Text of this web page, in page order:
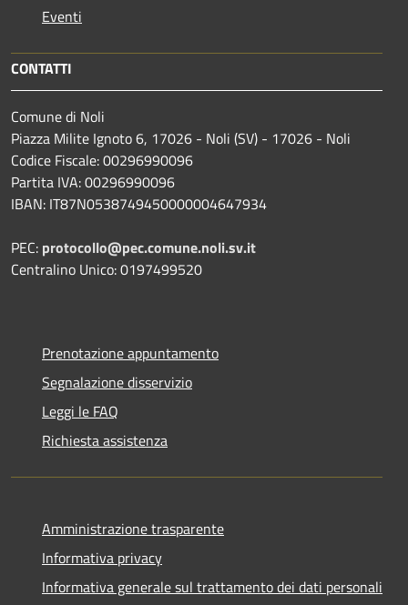
Eventi
CONTATTI
Comune di Noli
Piazza Milite Ignoto 6, 17026 - Noli (SV) - 17026 - Noli
Codice Fiscale: 00296990096
Partita IVA: 00296990096
IBAN: IT87N0538749450000004647934
PEC: protocollo@pec.comune.noli.sv.it
Centralino Unico: 0197499520
Prenotazione appuntamento
Segnalazione disservizio
Leggi le FAQ
Richiesta assistenza
Amministrazione trasparente
Informativa privacy
Informativa generale sul trattamento dei dati personali